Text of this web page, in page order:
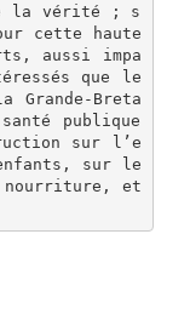
la vérité ; s
cette haute
aussi impa
que le
Grande-Breta
publique
sur l’e
sur le
nourriture, et